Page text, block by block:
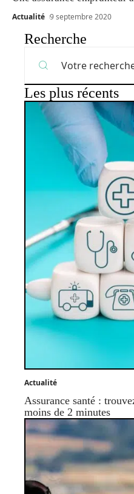
Actualité 9 septembre 2020
Recherche
Les plus récents
Actualité
Assurance santé :
moins de 2 minutes